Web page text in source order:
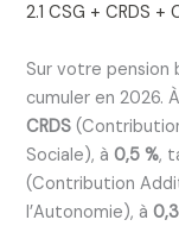
2.1 CSG + CRDS
Sur votre
cumuler en 2026.
CRDS
Sociale), à0,5 %,
(Contribution
l’Autonomie), à